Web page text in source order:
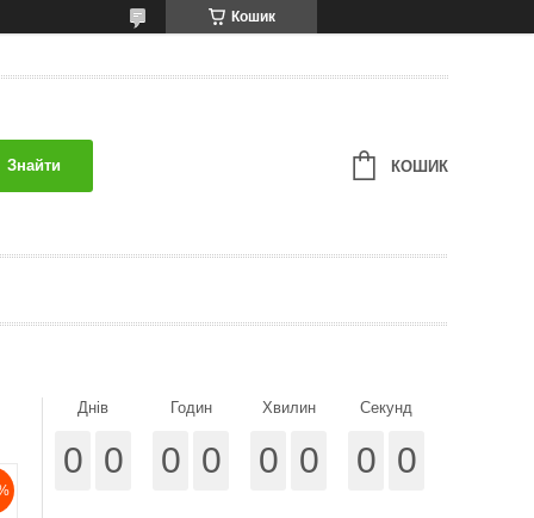
Кошик
Знайти КОШИК
Днів
0 0
Годин
0 0
Хвилин
0 0
Секунд
0 0